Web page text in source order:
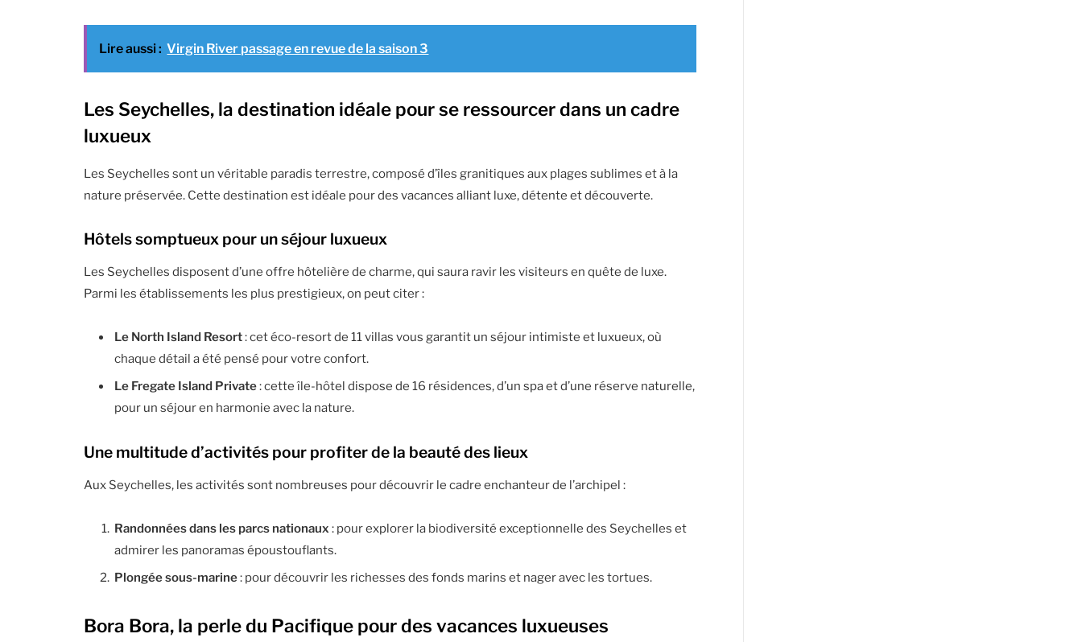
Lire aussi : Virgin River passage en revue de la saison 3
Les Seychelles, la destination idéale pour se ressourcer dans un cadre
luxueux
Les Seychelles sont un véritable paradis terrestre, composé d’îles granitiques aux plages sublimes et à la
nature préservée. Cette destination est idéale pour des vacances alliant luxe, détente et découverte.
Hôtels somptueux pour un séjour luxueux
Les Seychelles disposent d’une offre hôtelière de charme, qui saura ravir les visiteurs en quête de luxe.
Parmi les établissements les plus prestigieux, on peut citer :
Le North Island Resort: cet éco-resort de 11 villas vous garantit un séjour intimiste et luxueux, où
chaque détail a été pensé pour votre confort.
Le Fregate Island Private: cette île-hôtel dispose de 16 résidences, d’un spa et d’une réserve naturelle,
pour un séjour en harmonie avec la nature.
Une multitude d’activités pour profiter de la beauté des lieux
Aux Seychelles, les activités sont nombreuses pour découvrir le cadre enchanteur de l’archipel :
Randonnées dans les parcs nationaux : pour explorer la biodiversité exceptionnelle des Seychelles et
admirer les panoramas époustouflants.
Plongée sous-marine: pour découvrir les richesses des fonds marins et nager avec les tortues.
Bora Bora, la perle du Pacifique pour des vacances luxueuses